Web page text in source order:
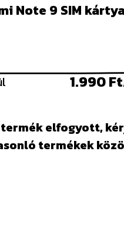
Note 9 SIM
1.990
termék elfogyott,
termékek